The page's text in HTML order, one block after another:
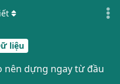
liệu
nên dựng ngay từ đầu